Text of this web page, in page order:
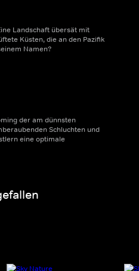
Landschaft übersät mit
Küsten, die an den Pazifik
Namen?
der am dünnsten
Schluchten und
eine optimale